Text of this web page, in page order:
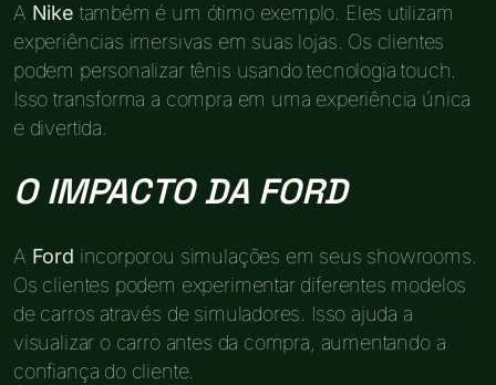
A Nike também é um ótimo exemplo. Eles utilizam
experiências imersivas em suas lojas. Os clientes
podem personalizar tênis usando tecnologia touch.
Isso transforma a compra em uma experiência única
e divertida.
O IMPACTO DA FORD
A Ford incorporou simulações em seus showrooms.
Os clientes podem experimentar diferentes modelos
de carros através de simuladores. Isso ajuda a
visualizar o carro antes da compra, aumentando a
confiança do cliente.